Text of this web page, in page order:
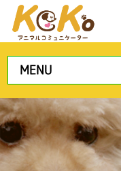
MENU